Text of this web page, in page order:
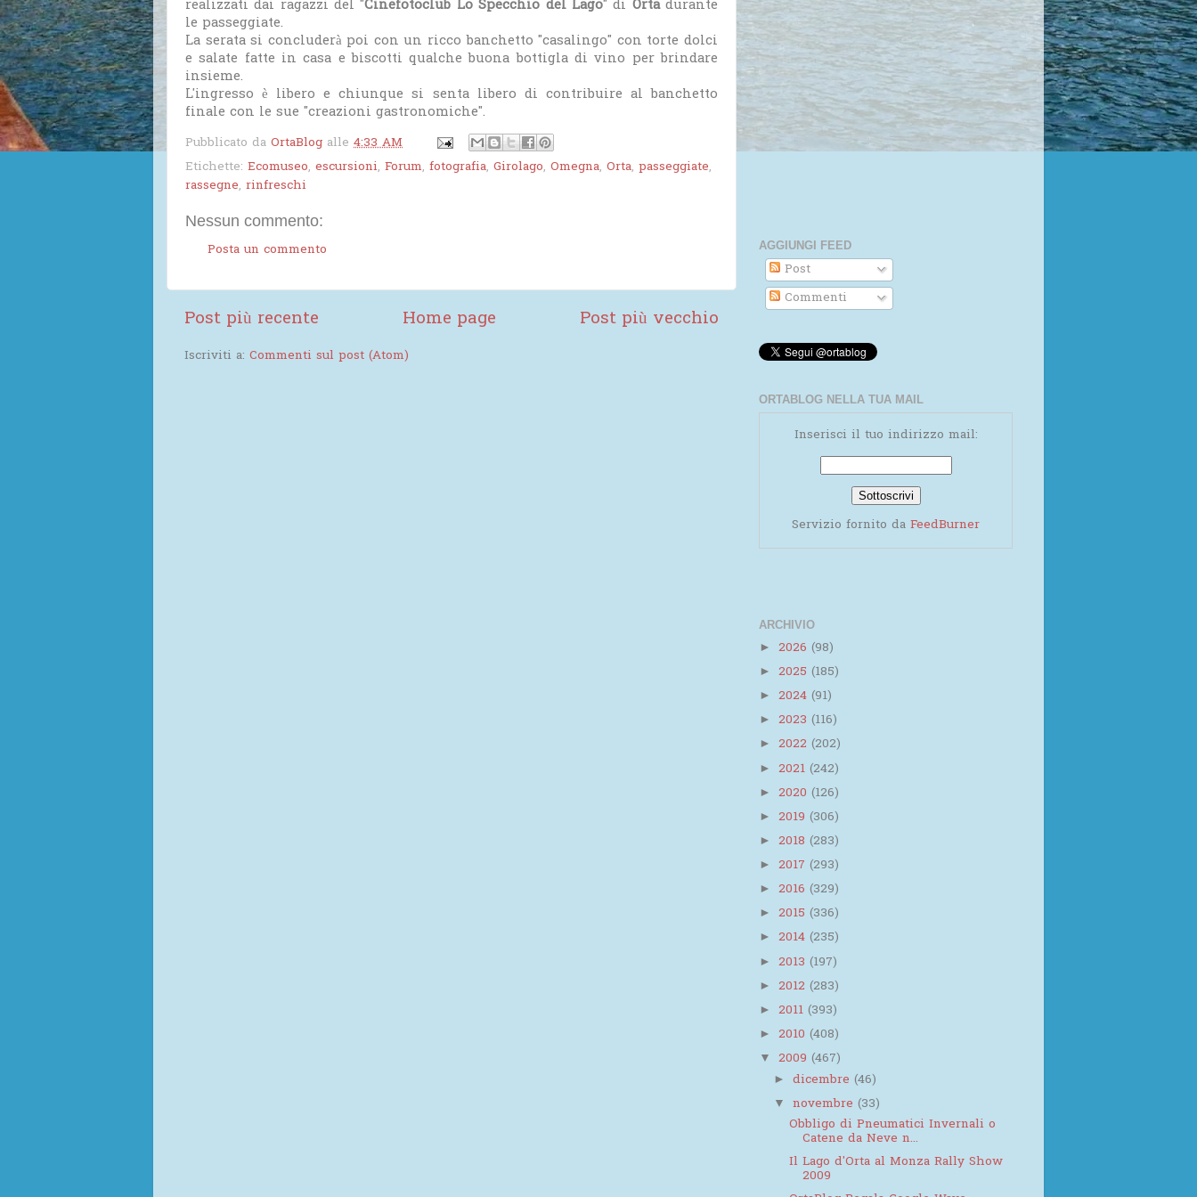
realizzati dai ragazzi del "Cinefotoclub Lo Specchio del Lago" di Ortadurante
le passeggiate.
La serata si concluderà poi con un ricco banchetto "casalingo" con torte dolci
e salate fatte in casa e biscotti qualche buona bottigla di vino per brindare
insieme.
L'ingresso è libero e chiunque si senta libero di contribuire al banchetto
finale con le sue "creazioni gastronomiche".
Pubblicato da OrtaBlog alle 4:33 AM
Etichette: Ecomuseo, escursioni, Forum, fotografia, Girolago, Omegna, Orta, passeggiate,
rassegne, rinfreschi
Nessun commento:
Posta un commento
Post più recente Post più vecchio
Home page
Iscriviti a: Commenti sul post (Atom)
AGGIUNGI FEED
Post
Commenti
ORTABLOG NELLA TUA MAIL
Inserisci il tuo indirizzo mail:
Servizio fornito da FeedBurner
ARCHIVIO
► 2026 (98)
► 2025 (185)
► 2024 (91)
► 2023 (116)
► 2022 (202)
► 2021 (242)
► 2020 (126)
► 2019 (306)
► 2018 (283)
► 2017 (293)
► 2016 (329)
► 2015 (336)
► 2014 (235)
► 2013 (197)
► 2012 (283)
► 2011 (393)
► 2010 (408)
▼ 2009 (467)
►dicembre(46)
▼novembre(33)
Obbligo di Pneumatici Invernali o
Catene da Neve n...
Il Lago d'Orta al Monza Rally Show
2009